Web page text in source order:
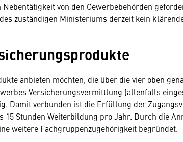
von den Gewerbebehörden
zuständigen Ministeriums derzeit kein
anbieten möchten, die über die vier oben
Versicherungsvermittlung (allenfalls
Damit verbunden ist die Erfüllung der
15 Stunden Weiterbildung pro Jahr. Durch die
weitere Fachgruppenzugehörigkeit begründet.